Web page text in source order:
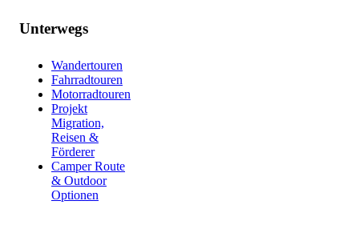
Unterwegs
Wandertouren
Fahrradtouren
Motorradtouren
Projekt
Migration,
Reisen &
Förderer
Camper Route
& Outdoor
Optionen